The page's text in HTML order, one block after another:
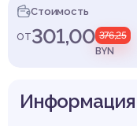
Стоимость
от301,00 376,25
BYN